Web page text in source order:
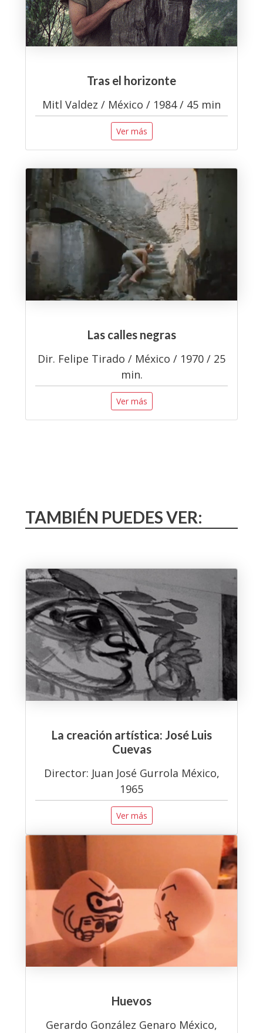
Tras el horizonte
Mitl Valdez / México / 1984 / 45 min
Ver más
Las calles negras
Dir. Felipe Tirado / México / 1970 / 25
min.
Ver más
TAMBIÉN PUEDES VER:
La creación artística: José Luis
Cuevas
Director: Juan José Gurrola México,
1965
Ver más
Huevos
Gerardo González Genaro México,